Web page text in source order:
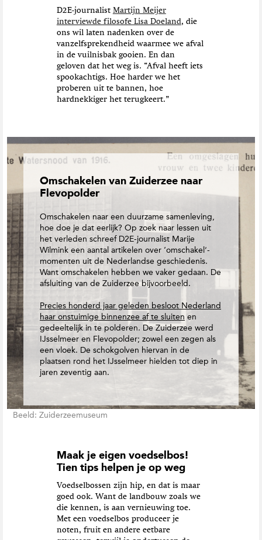
D2E-journalist Martijn Meijer
interviewde filosofe Lisa Doeland , die
ons wil laten nadenken over de
vanzelfsprekendheid waarmee we afval
in de vuilnisbak gooien. En dan
geloven dat het weg is. “Afval heeft iets
spookachtigs. Hoe harder we het
proberen uit te bannen, hoe
hardnekkiger het terugkeert.”
Omschakelen van Zuiderzee naar
Flevopolder
Omschakelen naar een duurzame samenleving,
hoe doe je dat eerlijk? Op zoek naar lessen uit
het verleden schreef D2E-journalist Marije
Wilmink een aantal artikelen over ‘omschakel’-
momenten uit de Nederlandse geschiedenis.
Want omschakelen hebben we vaker gedaan. De
afsluiting van de Zuiderzee bijvoorbeeld.
Precies honderd jaar geleden besloot Nederland
haar onstuimige binnenzee af te sluiten en
gedeeltelijk in te polderen. De Zuiderzee werd
IJsselmeer en Flevopolder; zowel een zegen als
een vloek. De schokgolven hiervan in de
plaatsen rond het IJsselmeer hielden tot diep in
jaren zeventig aan.
Beeld: Zuiderzeemuseum
Maak je eigen voedselbos!
Tien tips helpen je op weg
Voedselbossen zijn hip, en dat is maar
goed ook. Want de landbouw zoals we
die kennen, is aan vernieuwing toe.
Met een voedselbos produceer je
noten, fruit en andere eetbare